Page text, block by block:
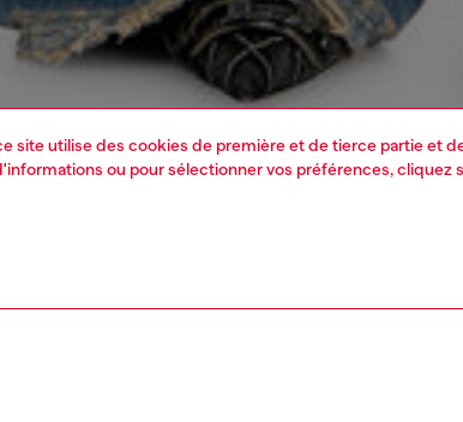
site utilise des cookies de première et de tierce partie et
ou pour sélectionner vos préférences, cliquez